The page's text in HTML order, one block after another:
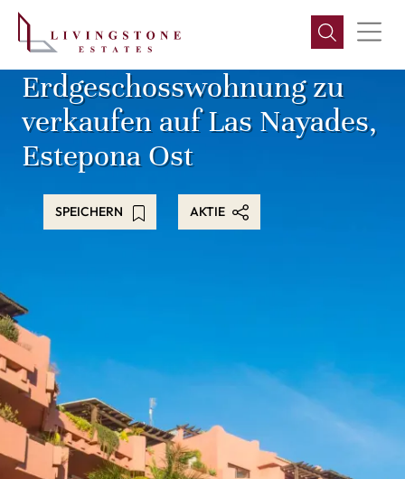
Erdgeschosswohnung zu
verkaufen auf Las Nayades,
Estepona Ost
SPEICHERN AKTIE